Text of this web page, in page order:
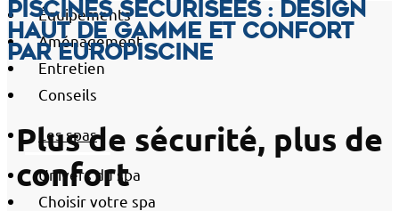
Équipements
Aménagement
Entretien
Conseils
Les spas
Univers du spa
Choisir votre spa
Piscines sécurisées : design
haut de gamme et confort
par EuroPiscine
Plus de sécurité, plus de
confort